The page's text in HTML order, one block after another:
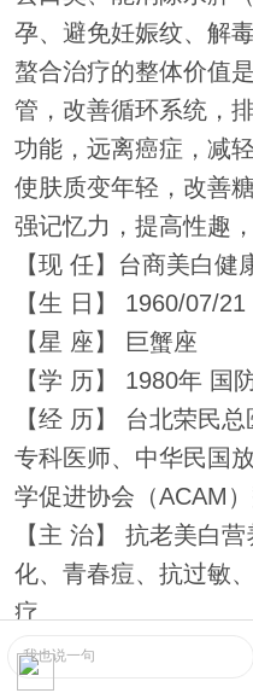
孕、避免妊娠纹、解
螯合治疗的整体价值
管，改善循环系统，
功能，远离癌症，减
使肤质变年轻，改善
强记忆力，提高性趣
【现 任】台商美白
【生 日】 1960/07/21
【星 座】 巨蟹座
【学 历】 1980年 国
【经 历】 台北荣民
专科医师、中华民国
学促进协会（ACAM
【主 治】 抗老美白
化、青春痘、抗过敏
疗
（患方）三甲高干病
我也说一句